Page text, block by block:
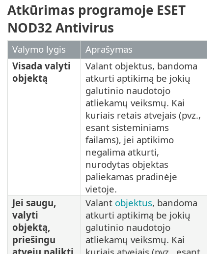
Atkūrimas programoje ESET
NOD32 Antivirus
Valymo lygis
Aprašymas
Visada valyti
objektą
Valant objektus, bandoma
atkurti aptikimą be jokių
galutinio naudotojo
atliekamų veiksmų. Kai
kuriais retais atvejais (pvz.,
esant sisteminiams
failams), jei aptikimo
negalima atkurti,
nurodytas objektas
paliekamas pradinėje
vietoje.
Jei saugu,
valyti
objektą,
priešingu
Valant objektus, bandoma
atkurti aptikimą be jokių
galutinio naudotojo
atliekamų veiksmų. Kai